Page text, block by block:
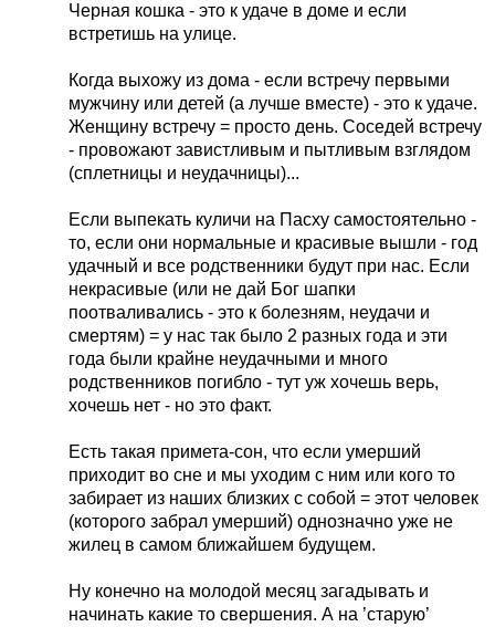
Черная кошка - это к удаче в доме и если
встретишь на улице.
Когда выхожу из дома - если встречу первыми
мужчину или детей (а лучше вместе) - это к удаче.
Женщину встречу = просто день. Соседей встречу
- провожают завистливым и пытливым взглядом
(сплетницы и неудачницы)...
Если выпекать куличи на Пасху самостоятельно -
то, если они нормальные и красивые вышли - год
удачный и все родственники будут при нас. Если
некрасивые (или не дай Бог шапки
поотваливались - это к болезням, неудачи и
смертям) = у нас так было 2 разных года и эти
года были крайне неудачными и много
родственников погибло - тут уж хочешь верь,
хочешь нет - но это факт.
Есть такая примета-сон, что если умерший
приходит во сне и мы уходим с ним или кого то
забирает из наших близких с собой = этот человек
(которого забрал умерший) однозначно уже не
жилец в самом ближайшем будущем.
Ну конечно на молодой месяц загадывать и
начинать какие то свершения. А на ’старую’